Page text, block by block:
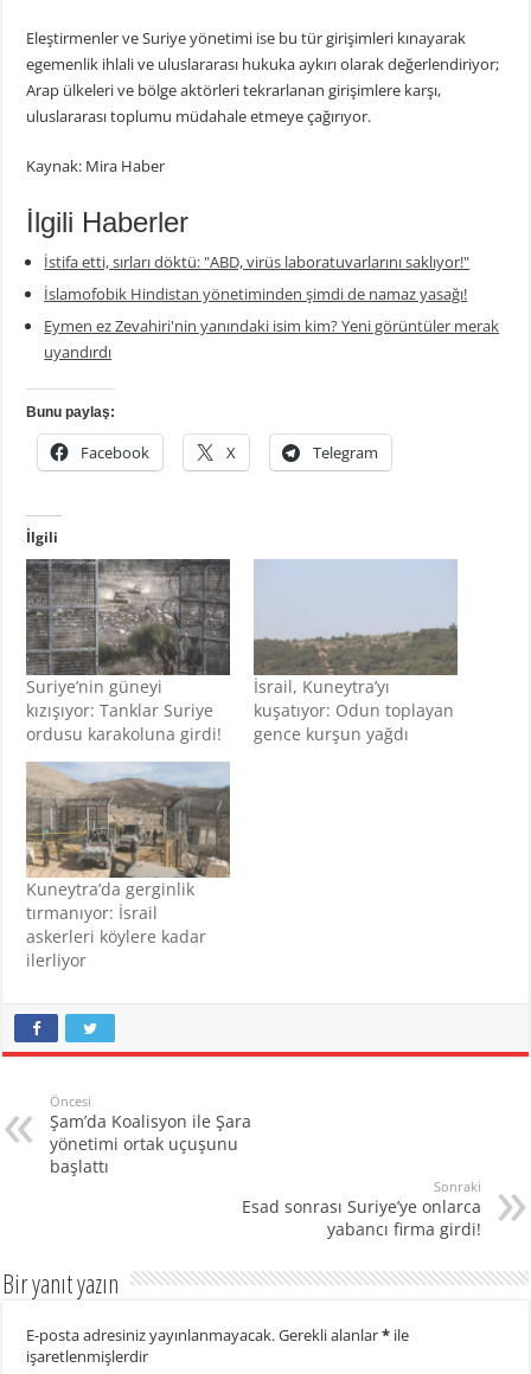
Eleştirmenler ve Suriye yönetimi ise bu tür girişimleri kınayarak
egemenlik ihlali ve uluslararası hukuka aykırı olarak değerlendiriyor;
Arap ülkeleri ve bölge aktörleri tekrarlanan girişimlere karşı,
uluslararası toplumu müdahale etmeye çağırıyor.
Kaynak: Mira Haber
İlgili Haberler
İstifa etti, sırları döktü: "ABD, virüs laboratuvarlarını saklıyor!"
İslamofobik Hindistan yönetiminden şimdi de namaz yasağı!
Eymen ez Zevahiri'nin yanındaki isim kim? Yeni görüntüler merak
uyandırdı
Bunu paylaş:
Facebook X Telegram
İlgili
Suriye’nin güneyi
kızışıyor: Tanklar Suriye
ordusu karakoluna girdi!
İsrail, Kuneytra’yı
kuşatıyor: Odun toplayan
gence kurşun yağdı
Kuneytra’da gerginlik
tırmanıyor: İsrail
askerleri köylere kadar
ilerliyor
Öncesi
Şam’da Koalisyon ile Şara
yönetimi ortak uçuşunu
başlattı
Sonraki
Esad sonrası Suriye’ye onlarca
yabancı firma girdi!
Bir yanıt yazın
E-posta adresiniz yayınlanmayacak.Gerekli alanlar* ile
işaretlenmişlerdir